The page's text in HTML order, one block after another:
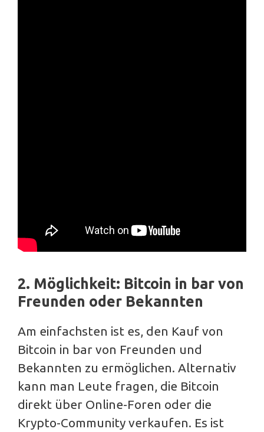
2. Möglichkeit: Bitcoin in bar von
Freunden oder Bekannten
Am einfachsten ist es, den Kauf von
Bitcoin in bar von Freunden und
Bekannten zu ermöglichen. Alternativ
kann man Leute fragen, die Bitcoin
direkt über Online-Foren oder die
Krypto-Community verkaufen. Es ist